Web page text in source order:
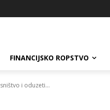
FINANCIJSKO ROPSTVO
i oduzeti...